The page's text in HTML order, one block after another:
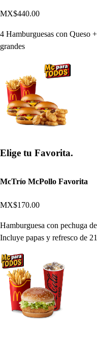
MX$440.00
4 Hamburguesas con Queso
grandes
Elige tu Favorita.
McTrío McPollo Favorita
MX$170.00
Hamburguesa con pechuga
Incluye papas y refresco de